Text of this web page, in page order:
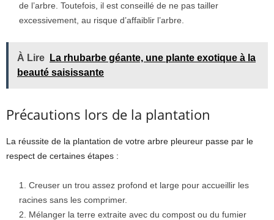
de l’arbre. Toutefois, il est conseillé de ne pas tailler
excessivement, au risque d’affaiblir l’arbre.
À Lire
La rhubarbe géante, une plante exotique à la
beauté saisissante
Précautions lors de la plantation
La réussite de la plantation de votre arbre pleureur passe par le
respect de certaines étapes :
Creuser un trou assez profond et large pour accueillir les
racines sans les comprimer.
Mélanger la terre extraite avec du compost ou du fumier